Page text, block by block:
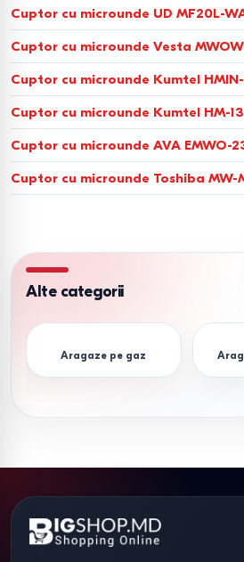
Volum- 17–20 L pentru o
familie, 30 L și mai mult pentru
Putere- 700–800 W pentru
Interior- bio-ceramică sau email
curățare ușoară.
Tip de control- mecanic,
Comparație
de cuptoare cu
Model Putere
MS23F301TAK
Bosch
20 L
Cuptor cu microunde UD MF20L-
Cuptor cu microunde Vesta
Cuptor cu microunde Kumtel HMIN-
Cuptor cu microunde Kumtel HM-13
Cuptor cu microunde AVA EMWO-
Cuptor cu microunde Toshiba MW-
Alte categorii
Aragaze pe gaz